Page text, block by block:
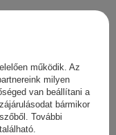
működik. Az
milyen
van beállítani a
bármikor
További
található.